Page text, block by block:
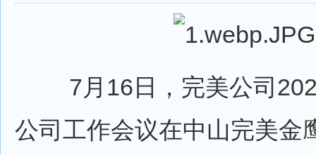
7月16日，完美公司
公司工作会议在中山完美金